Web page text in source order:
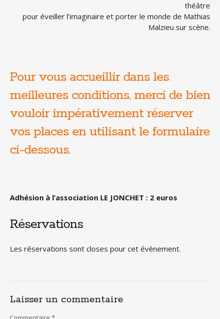
théâtre
pour éveiller l’imaginaire et porter le monde de Mathias
Malzieu sur scène.
Pour vous accueillir dans les
meilleures conditions, merci de bien
vouloir impérativement réserver
vos places en utilisant le formulaire
ci-dessous.
Adhésion à l’association LE JONCHET : 2 euros
Réservations
Les réservations sont closes pour cet évènement.
Laisser un commentaire